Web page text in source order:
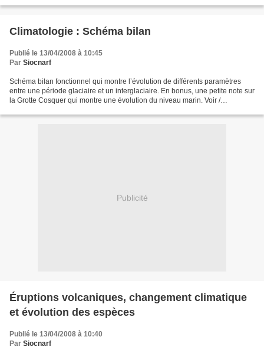
Climatologie : Schéma bilan
Publié le 13/04/2008 à 10:45
Par Siocnarf
Schéma bilan fonctionnel qui montre l’évolution de différents paramètres
entre une période glaciaire et un interglaciaire. En bonus, une petite note sur
la Grotte Cosquer qui montre une évolution du niveau marin. Voir /
Publicité
Éruptions volcaniques, changement climatique
et évolution des espèces
Publié le 13/04/2008 à 10:40
Par Siocnarf